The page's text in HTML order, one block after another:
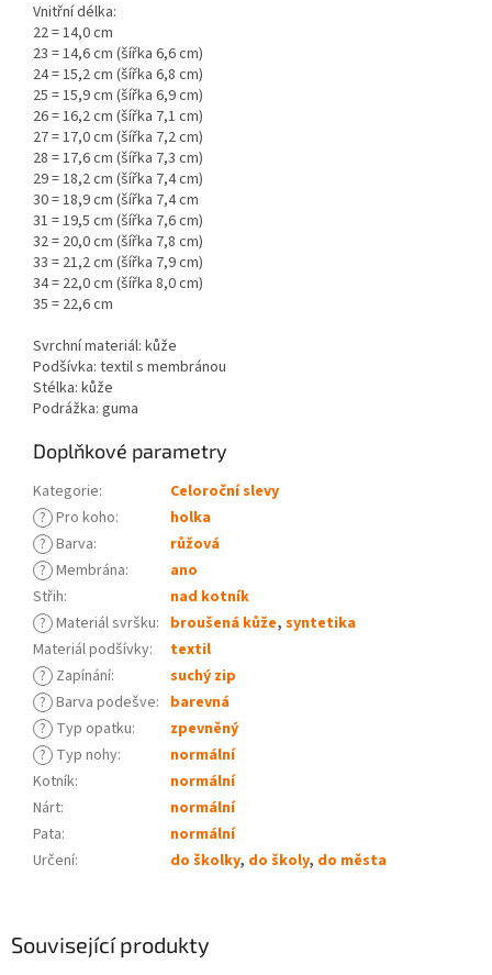
Související produkty
Vnitřní délka:
22 = 14,0 cm
23 = 14,6 cm (šířka 6,6 cm)
24 = 15,2 cm (šířka 6,8 cm)
25 = 15,9 cm (šířka 6,9 cm)
26 = 16,2 cm (šířka 7,1 cm)
27 = 17,0 cm (šířka 7,2 cm)
28 = 17,6 cm (šířka 7,3 cm)
29 = 18,2 cm (šířka 7,4 cm)
30 = 18,9 cm (šířka 7,4 cm
31 = 19,5 cm (šířka 7,6 cm)
32 = 20,0 cm (šířka 7,8 cm)
33 = 21,2 cm (šířka 7,9 cm)
34 = 22,0 cm (šířka 8,0 cm)
35 = 22,6 cm
Svrchní materiál: kůže
Podšívka: textil s membránou
Stélka: kůže
Podrážka: guma
Doplňkové parametry
Kategorie:
Celoroční slevy
? Pro koho:
holka
? Barva:
růžová
? Membrána:
ano
Střih:
nad kotník
? Materiál svršku: broušená kůže, syntetika
Materiál podšívky:
textil
? Zapínání:
suchý zip
? Barva podešve: barevná
? Typ opatku:
zpevněný
? Typ nohy:
normální
Kotník:
normální
Nárt:
normální
Pata:
normální
Určení: do školky, do školy, do města